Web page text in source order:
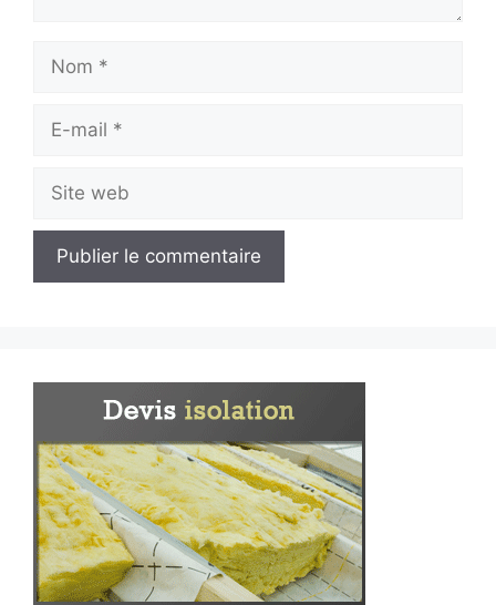
Nom
Site
web